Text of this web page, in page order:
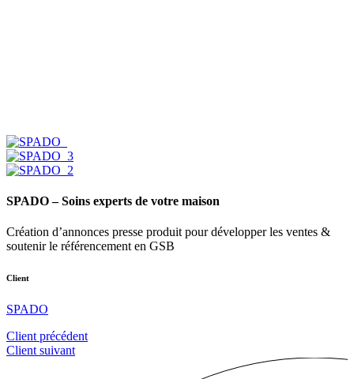
SPADO – Soins experts de votre maison
Création d’annonces presse produit pour développer les ventes &
soutenir le référencement en GSB
Client
SPADO
Client précédent
Client suivant